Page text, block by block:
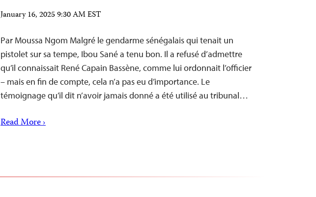
January 16, 2025 9:30 AM EST
Par Moussa Ngom Malgré le gendarme sénégalais qui tenait un
pistolet sur sa tempe, Ibou Sané a tenu bon. Il a refusé d’admettre
qu’il connaissait René Capain Bassène, comme lui ordonnait l’officier
– mais en fin de compte, cela n’a pas eu d’importance. Le
témoignage qu’il dit n’avoir jamais donné a été utilisé au tribunal…
Read More ›